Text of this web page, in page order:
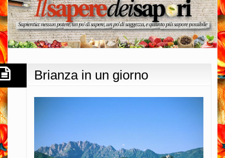
Brianza in un giorno